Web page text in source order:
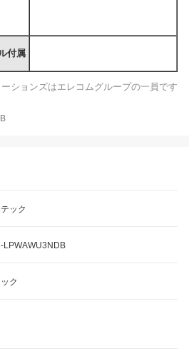
付属
ションズはエレコムグループの一員です
ック
LPWAWU3NDB
ク